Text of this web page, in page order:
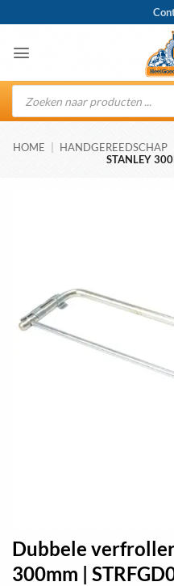
naar
inhoud
Producten
zoeken
HOME HANDGEREEDSCHAP
STANLEY
Dubbele
300mm |